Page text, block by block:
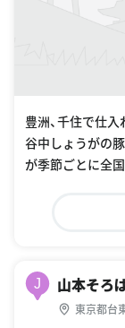
豊洲、千住で仕
谷中しょうがの
が季節ごとに全
J 山本そろ
東京都台